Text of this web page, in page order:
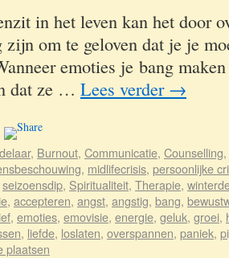
in het leven kan het door
zijn om te geloven dat je je
emoties je bang
dat ze … Lees verder →
, Burnout, Communicatie, Counselling,
, midlifecrisis, persoonlijke
seizoensdip, Spiritualiteit, Therapie,
, accepteren, angst, angstig, bang,
, emoties, emovisie, energie, geluk, groei,
, liefde, loslaten, overspannen, paniek,
plaatsen